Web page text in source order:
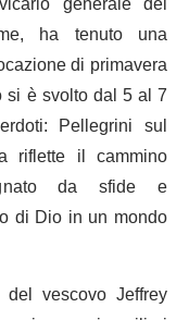
ha tenuto una
di primavera
è svolto dal 5 al 7
Pellegrini sul
riflette il cammino
da sfide e
di Dio in un mondo
vescovo Jeffrey